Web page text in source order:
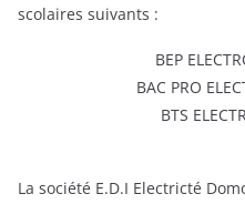
scolaires suivants :
BEP
BAC PRO
BTS
La société E.D.I Electricté